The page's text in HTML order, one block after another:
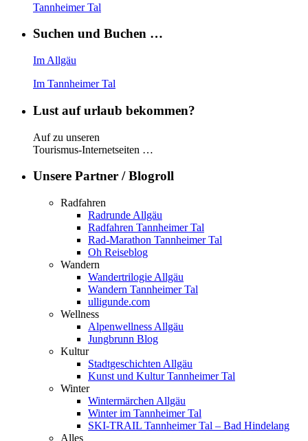
Tannheimer Tal
Suchen und Buchen …
Im Allgäu
Im Tannheimer Tal
Lust auf urlaub bekommen?
Auf zu unseren
Tourismus-Internetseiten …
Unsere Partner / Blogroll
Radfahren
Radrunde Allgäu
Radfahren Tannheimer Tal
Rad-Marathon Tannheimer Tal
Oh Reiseblog
Wandern
Wandertrilogie Allgäu
Wandern Tannheimer Tal
ulligunde.com
Wellness
Alpenwellness Allgäu
Jungbrunn Blog
Kultur
Stadtgeschichten Allgäu
Kunst und Kultur Tannheimer Tal
Winter
Wintermärchen Allgäu
Winter im Tannheimer Tal
SKI-TRAIL Tannheimer Tal – Bad Hindelang
Alles